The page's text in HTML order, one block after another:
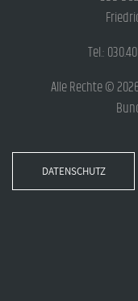
Tel.:
Alle Rechte ©
DATENSCHUTZ